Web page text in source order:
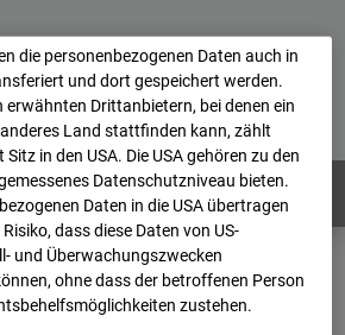
Impressum
Login
Länder
Lastenstraße
Archiv
die personenbezogenen Daten auch in
und dort gespeichert werden.
erwähnten Drittanbietern, bei denen ein
Land stattfinden kann, zählt
in den USA. Die USA gehören zu den
Datenschutzniveau bieten.
Daten in die USA übertragen
dass diese Daten von US-
und Überwachungszwecken
ohne dass der betroffenen Person
zustehen.